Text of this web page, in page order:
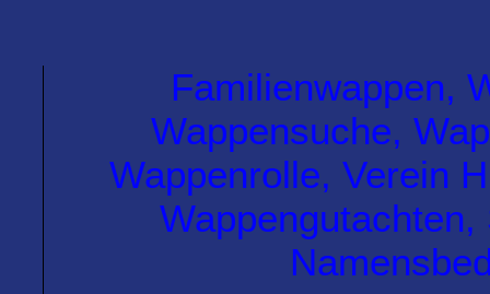
Familienwappen,
Wappensuche,
Wappenrolle, Verein